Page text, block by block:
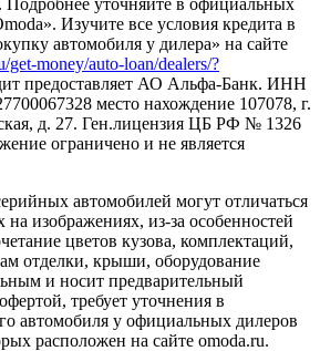
Изучите все условия кредита в
автомобиля у дилера» на сайте
get-money/auto-loan/dealers/?
предоставляет АО Альфа-Банк. ИНН
место нахождение 107078, г.
д. 27. Ген.лицензия ЦБ РФ № 1326
ограничено и не является
автомобилей могут отличаться
на изображениях, из-за особенностей
цветов кузова, комплектаций,
отделки, крыши, оборудование
и носит предварительный
требует уточнения в
автомобиля у официальных дилеров
расположен на сайте omoda.ru.